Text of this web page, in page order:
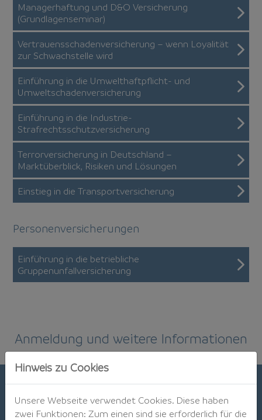
Managerhaftung und D&O Versicherung
(Grundlagenseminar)
Vertrauensschadenversicherung – wenn Loyalität
zur Schwachstelle wird
Einführung in die Umwelthaftpflicht- und
Umweltschadenversicherung
Einführung in die Industrie-
Strafrechtsschutzversicherung
Terrorversicherung in Deutschland –
Marktüberblick, Risiken und Lösungen
Einstieg in die Transportversicherung
Personenversicherungen
Einführung in die betriebliche
Gruppenunfallversicherung
Anmeldung und weitere Informationen
Preise
Hinweis zu Cookies
Unsere Webseite verwendet Cookies. Diese haben
zwei Funktionen: Zum einen sind sie erforderlich für die